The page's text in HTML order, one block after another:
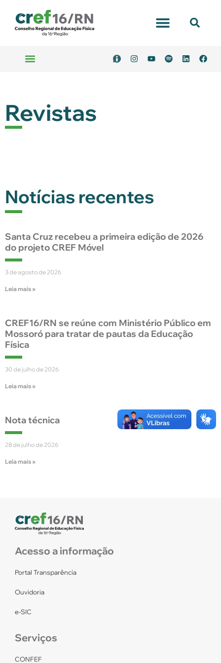
Revistas
Notícias recentes
Santa Cruz recebeu a primeira edição de 2026
do projeto CREF Móvel
3 de agosto de 2026
Leia mais »
CREF16/RN se reúne com Ministério Público em
Mossoró para tratar de pautas da Educação
Física
30 de julho de 2026
Leia mais »
Nota técnica
28 de julho de 2026
Leia mais »
Acesso a informação
Portal Transparência
Ouvidoria
e-SIC
Serviços
CONFEF